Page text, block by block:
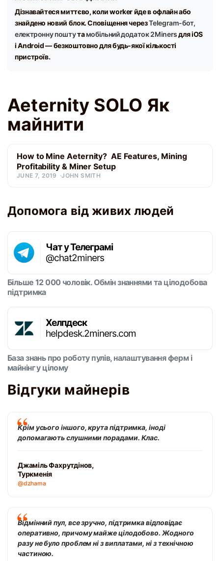
Дізнавайтеся миттєво, коли worker йде в офлайн або
знайдено новий блок. Сповіщення черезTelegram-бот,
електронну поштутамобільний додаток 2Minersдля iOS
і Android — безкоштовно для будь-якої кількості
пристроїв.
Aeternity SOLO Як
майнити
How to Mine Aeternity? AE Features, Mining
Profitability & Miner Setup
JUNE 7, 2019 JOHN SMITH
Допомога від живих людей
Чат у Телеграмі
@chat2miners
Більше 12 000 чоловік. Обмін знаннями та цілодобова
підтримка
Хелпдеск
helpdesk.2miners.com
База знань про роботу пулів, налаштування ферм і
майнінг у цілому
Відгуки майнерів
Крім усього іншого, крута підтримка, іноді
допомагають слушними порадами. Клас.
Джаміль Фахрутдінов,
Туркменія
@dzhama
Відмінний пул, все зручно, підтримка відповідає
оперативно, причому майже цілодобово. Жодного
разу не було проблем ні з виплатами, ні з технічною
частиною.